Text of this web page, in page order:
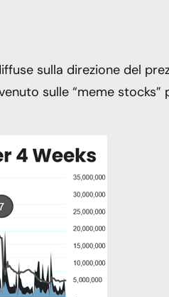
sulla direzione del
sulle “meme stocks”